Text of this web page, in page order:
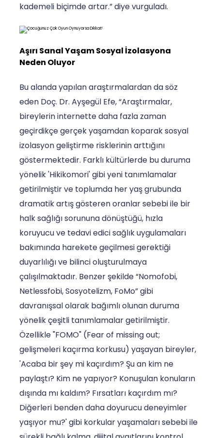
kademeli biçimde artar.” diye vurguladı.
Aşırı Sanal Yaşam Sosyal İzolasyona
Neden Oluyor
Bu alanda yapılan araştırmalardan da söz
eden Doç. Dr. Ayşegül Efe, “Araştırmalar,
bireylerin internette daha fazla zaman
geçirdikçe gerçek yaşamdan koparak sosyal
izolasyon geliştirme risklerinin arttığını
göstermektedir. Farklı kültürlerde bu duruma
yönelik 'Hikikomori' gibi yeni tanımlamalar
getirilmiştir ve toplumda her yaş grubunda
dramatik artış gösteren oranlar sebebi ile bir
halk sağlığı sorununa dönüştüğü, hızla
koruyucu ve tedavi edici sağlık uygulamaları
bakımında harekete geçilmesi gerektiği
duyarlılığı ve bilinci oluşturulmaya
çalışılmaktadır. Benzer şekilde “Nomofobi,
Netlessfobi, Sosyotelizm, FoMo” gibi
davranışsal olarak bağımlı olunan duruma
yönelik çeşitli tanımlamalar getirilmiştir.
Özellikle "FOMO" (Fear of missing out;
gelişmeleri kaçırma korkusu) yaşayan bireyler,
'Acaba bir şey mi kaçırdım? Şu an kim ne
paylaştı? Kim ne yapıyor? Konuşulan konuların
dışında mı kaldım? Fırsatları kaçırdım mı?
Diğerleri benden daha doyurucu deneyimler
yaşıyor mu?' gibi korkular yaşamaları sebebi ile